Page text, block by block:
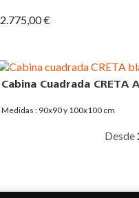
2.775,00 €
Cabina Cuadrada CRETA
Medidas : 90x90 y 100x100 cm
Desde